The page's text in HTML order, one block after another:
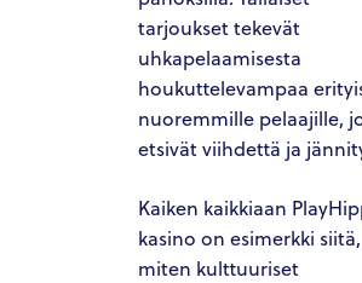
tarjoukset tekevät
uhkapelaamisesta
houkuttelevampaa
nuoremmille pelaajille,
etsivät viihdettä ja
Kaiken kaikkiaan
kasino on esimerkki siitä,
miten kulttuuriset